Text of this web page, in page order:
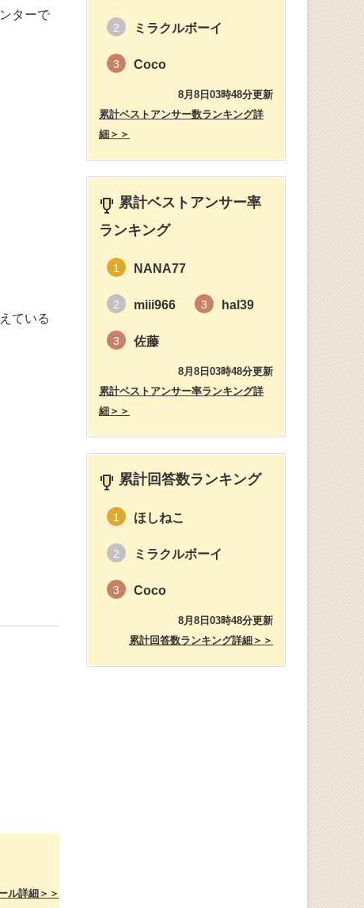
ターで
ている
ル詳細＞＞
2 ミラクルボーイ
3 Coco
8月8日03時48分更新
累計ベストアンサー数ランキング詳
細＞＞
累計ベストアンサー率
ランキング
1 NANA77
2 miii966 3 hal39
3 佐藤
8月8日03時48分更新
累計ベストアンサー率ランキング詳
細＞＞
累計回答数ランキング
1 ほしねこ
2 ミラクルボーイ
3 Coco
8月8日03時48分更新
累計回答数ランキング詳細＞＞